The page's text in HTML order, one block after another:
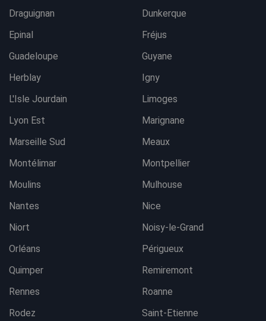
Draguignan
Dunkerque
Epinal
Fréjus
Guadeloupe
Guyane
Herblay
Igny
L'Isle Jourdain
Limoges
Lyon Est
Marignane
Marseille Sud
Meaux
Montélimar
Montpellier
Moulins
Mulhouse
Nantes
Nice
Niort
Noisy-le-Grand
Orléans
Périgueux
Quimper
Remiremont
Rennes
Roanne
Rodez
Saint-Etienne